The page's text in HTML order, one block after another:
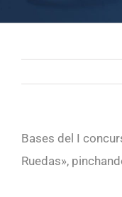
Bases del I
Ruedas»,